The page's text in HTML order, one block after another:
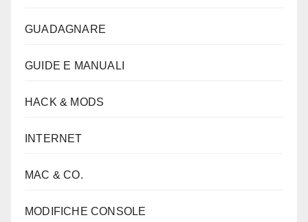
GUADAGNARE
GUIDE E MANUALI
HACK & MODS
INTERNET
MAC & CO.
MODIFICHE CONSOLE